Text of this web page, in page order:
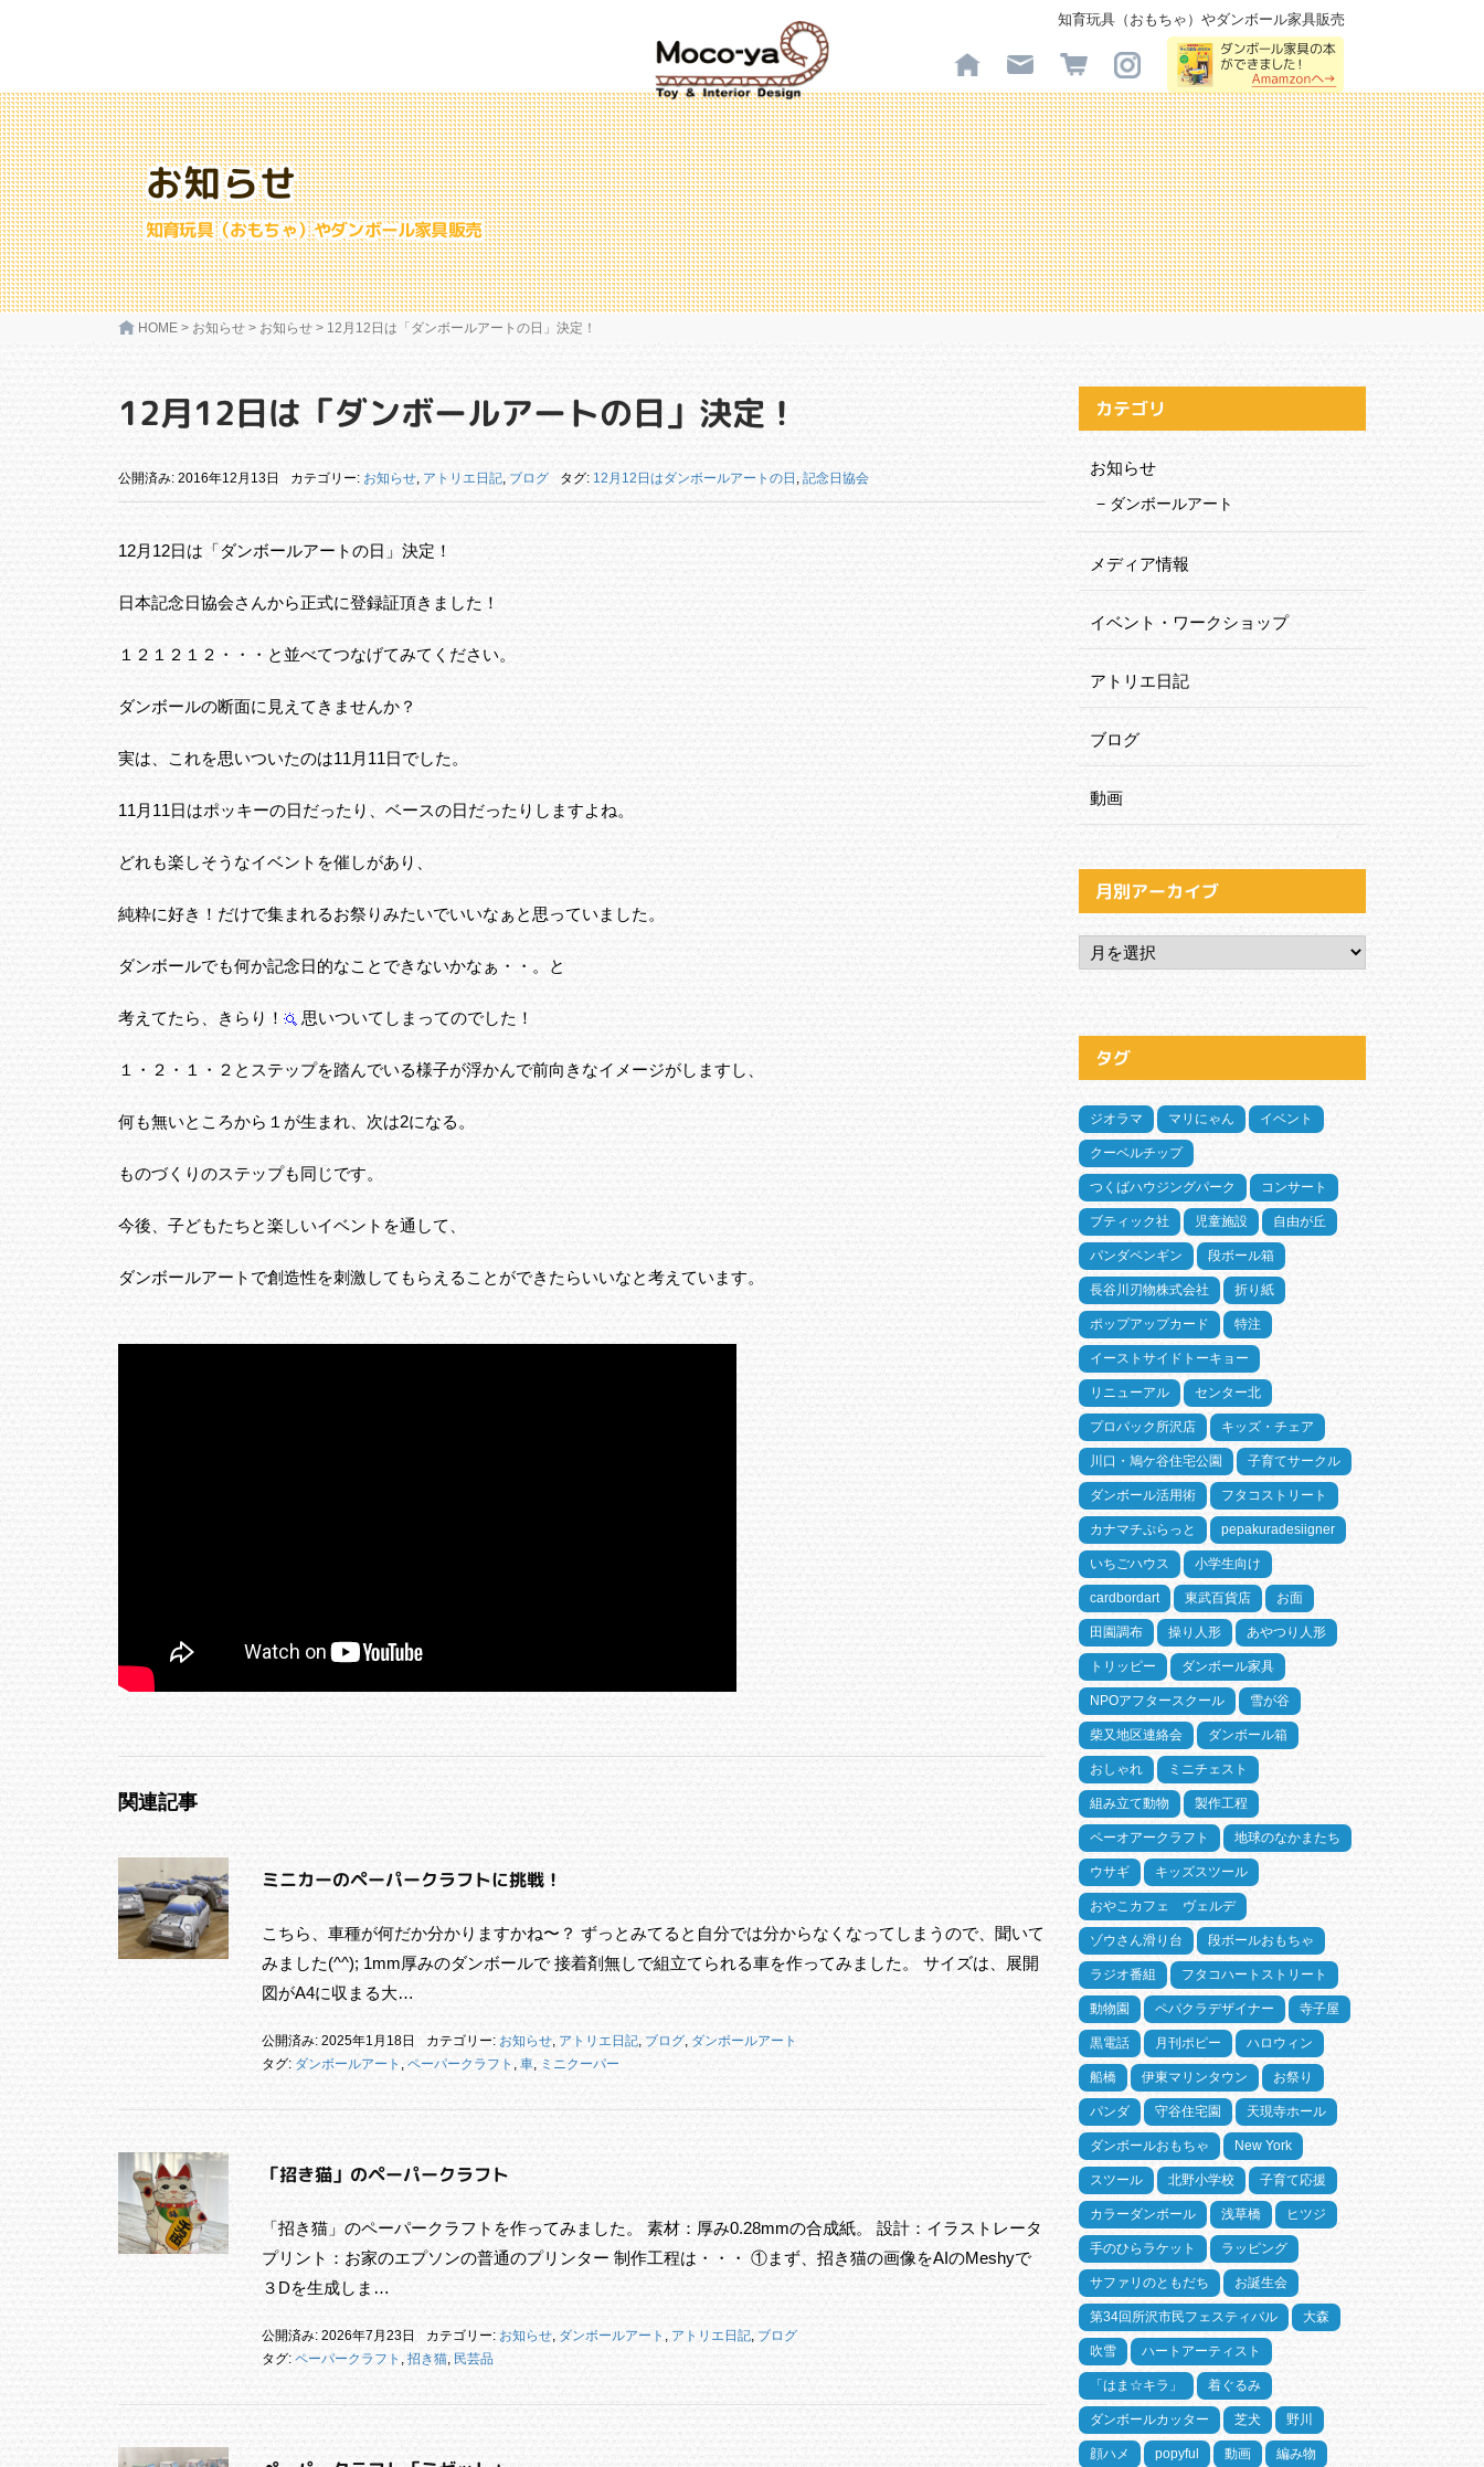
知育玩具（おもちゃ）やダンボール家具販売
お知らせ
知育玩具（おもちゃ）やダンボール家具販売
HOME > お知らせ > お知らせ > 12月12日は「ダンボールアートの日」決定！
12月12日は「ダンボールアートの日」決定！
公開済み: 2016年12月13日 カテゴリー: お知らせ, アトリエ日記,ブログ タグ: 12月12日はダンボールアートの日 , 記念日協会
12月12日は「ダンボールアートの日」決定！
日本記念日協会さんから正式に登録証頂きました！
１２１２１２・・・と並べてつなげてみてください。
ダンボールの断面に見えてきませんか？
実は、これを思いついたのは11月11日でした。
11月11日はポッキーの日だったり、ベースの日だったりしますよね。
どれも楽しそうなイベントを催しがあり、
純粋に好き！だけで集まれるお祭りみたいでいいなぁと思っていました。
ダンボールでも何か記念日的なことできないかなぁ・・。と
考えてたら、きらり！ 思いついてしまってのでした！
１・２・１・２とステップを踏んでいる様子が浮かんで前向きなイメージがしますし、
何も無いところから１が生まれ、次は2になる。
ものづくりのステップも同じです。
今後、子どもたちと楽しいイベントを通して、
ダンボールアートで創造性を刺激してもらえることができたらいいなと考えています。
関連記事
ミニカーのペーパークラフトに挑戦！
こちら、車種が何だか分かりますかね〜？ ずっとみてると自分では分からなくなってしまうので、聞いて
みました(^^); 1mm厚みのダンボールで 接着剤無しで組立てられる車を作ってみました。 サイズは、展開
図がA4に収まる大…
公開済み: 2025年1月18日 カテゴリー: お知らせ, アトリエ日記, ブログ, ダンボールアート
タグ: ダンボールアート , ペーパークラフト , 車, ミニクーパー
「招き猫」のペーパークラフト
「招き猫」のペーパークラフトを作ってみました。 素材：厚み0.28mmの合成紙。 設計：イラストレータ
プリント：お家のエプソンの普通のプリンター 制作工程は・・・ ①まず、招き猫の画像をAIのMeshyで
３Dを生成しま…
公開済み: 2026年7月23日 カテゴリー: お知らせ, ダンボールアート , アトリエ日記, ブログ
タグ: ペーパークラフト , 招き猫, 民芸品
カテゴリ
お知らせ
ダンボールアート
メディア情報
イベント・ワークショップ
アトリエ日記
ブログ
動画
月別アーカイブ
タグ
ジオラマ マリにゃん イベント
クーベルチップ
つくばハウジングパーク コンサート
ブティック社 児童施設 自由が丘
パンダペンギン 段ボール箱
長谷川刃物株式会社 折り紙
ポップアップカード 特注
イーストサイドトーキョー
リニューアル センター北
プロパック所沢店 キッズ・チェア
川口・鳩ケ谷住宅公園 子育てサークル
ダンボール活用術 フタコストリート
カナマチぷらっと pepakuradesiigner
いちごハウス 小学生向け
cardbordart 東武百貨店 お面
田園調布 操り人形 あやつり人形
トリッピー ダンボール家具
NPOアフタースクール 雪が谷
柴又地区連絡会 ダンボール箱
おしゃれ ミニチェスト
組み立て動物 製作工程
ペーオアークラフト 地球のなかまたち
ウサギ キッズスツール
おやこカフェ ヴェルデ
ゾウさん滑り台 段ボールおもちゃ
ラジオ番組 フタコハートストリート
動物園 ペパクラデザイナー 寺子屋
黒電話 月刊ポピー ハロウィン
船橋 伊東マリンタウン お祭り
パンダ 守谷住宅園 天現寺ホール
ダンボールおもちゃ New York
スツール 北野小学校 子育て応援
カラーダンボール 浅草橋 ヒツジ
手のひらラケット ラッピング
サファリのともだち お誕生会
第34回所沢市民フェスティバル 大森
吹雪 ハートアーティスト
「はま☆キラ」 着ぐるみ
ダンボールカッター 芝犬 野川
顔ハメ popyful 動画 編み物